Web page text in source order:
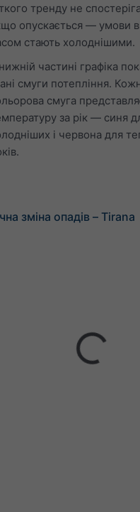
тренду не
опускається — умови
стають холоднішими.
частині графіка
смуги потепління.
смуга
за рік — синя
і червона для
зміна опадів – Tirana